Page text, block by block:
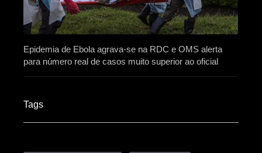
Epidemia de Ebola agrava-se na RDC e OMS alerta
para número real de casos muito superior ao oficial
Tags